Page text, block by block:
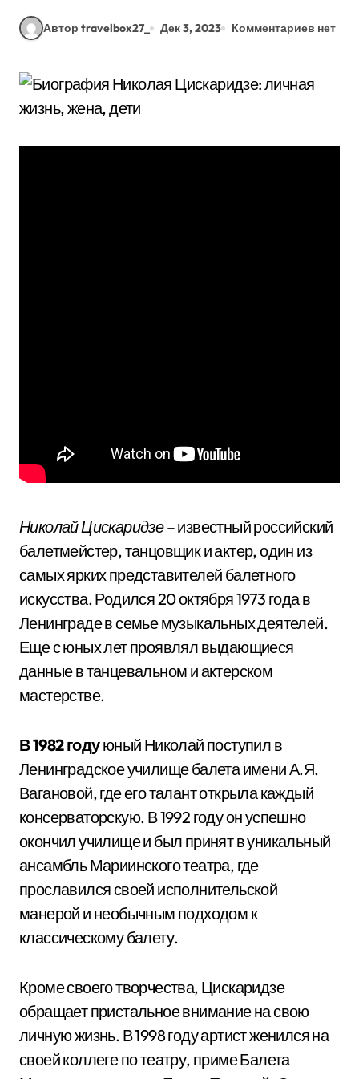
Автор travelbox27_ Дек 3, 2023 Комментариев нет
Николай Цискаридзе– известный российский
балетмейстер, танцовщик и актер, один из
самых ярких представителей балетного
искусства. Родился 20 октября 1973 года в
Ленинграде в семье музыкальных деятелей.
Еще с юных лет проявлял выдающиеся
данные в танцевальном и актерском
мастерстве.
В 1982 годуюный Николай поступил в
Ленинградское училище балета имени А.Я.
Вагановой, где его талант открыла каждый
консерваторскую. В 1992 году он успешно
окончил училище и был принят в уникальный
ансамбль Мариинского театра, где
прославился своей исполнительской
манерой и необычным подходом к
классическому балету.
Кроме своего творчества, Цискаридзе
обращает пристальное внимание на свою
личную жизнь. В 1998 году артист женился на
своей коллеге по театру, приме Балета